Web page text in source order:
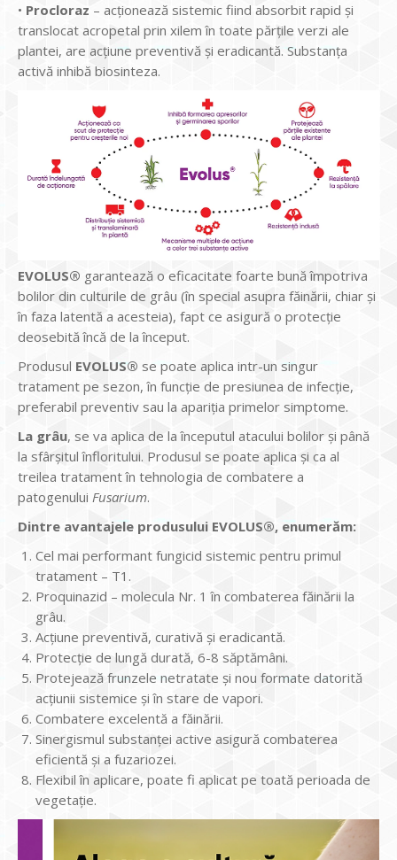
• Procloraz – acţionează sistemic fiind absorbit rapid și
translocat acropetal prin xilem în toate părţile verzi ale
plantei, are acțiune preventivă și eradicantă. Substanța
activă inhibă biosinteza.
EVOLUS® garantează o eficacitate foarte bună împotriva
bolilor din culturile de grâu (în special asupra făinării, chiar şi
în faza latentă a acesteia), fapt ce asigură o protecţie
deosebită încă de la început.
Produsul EVOLUS® se poate aplica intr-un singur
tratament pe sezon, în funcţie de presiunea de infecţie,
preferabil preventiv sau la apariţia primelor simptome.
La grâu, se va aplica de la începutul atacului bolilor şi până
la sfârşitul înfloritului. Produsul se poate aplica și ca al
treilea tratament în tehnologia de combatere a
patogenului Fusarium.
Dintre avantajele produsului EVOLUS®, enumerăm:
Cel mai performant fungicid sistemic pentru primul
tratament – T1.
Proquinazid – molecula Nr. 1 în combaterea făinării la
grâu.
Acțiune preventivă, curativă și eradicantă.
Protecție de lungă durată, 6-8 săptămâni.
Protejează frunzele netratate și nou formate datorită
acțiunii sistemice și în stare de vapori.
Combatere excelentă a făinării.
Sinergismul substanței active asigură combaterea
eficientă și a fuzariozei.
Flexibil în aplicare, poate fi aplicat pe toată perioada de
vegetație.